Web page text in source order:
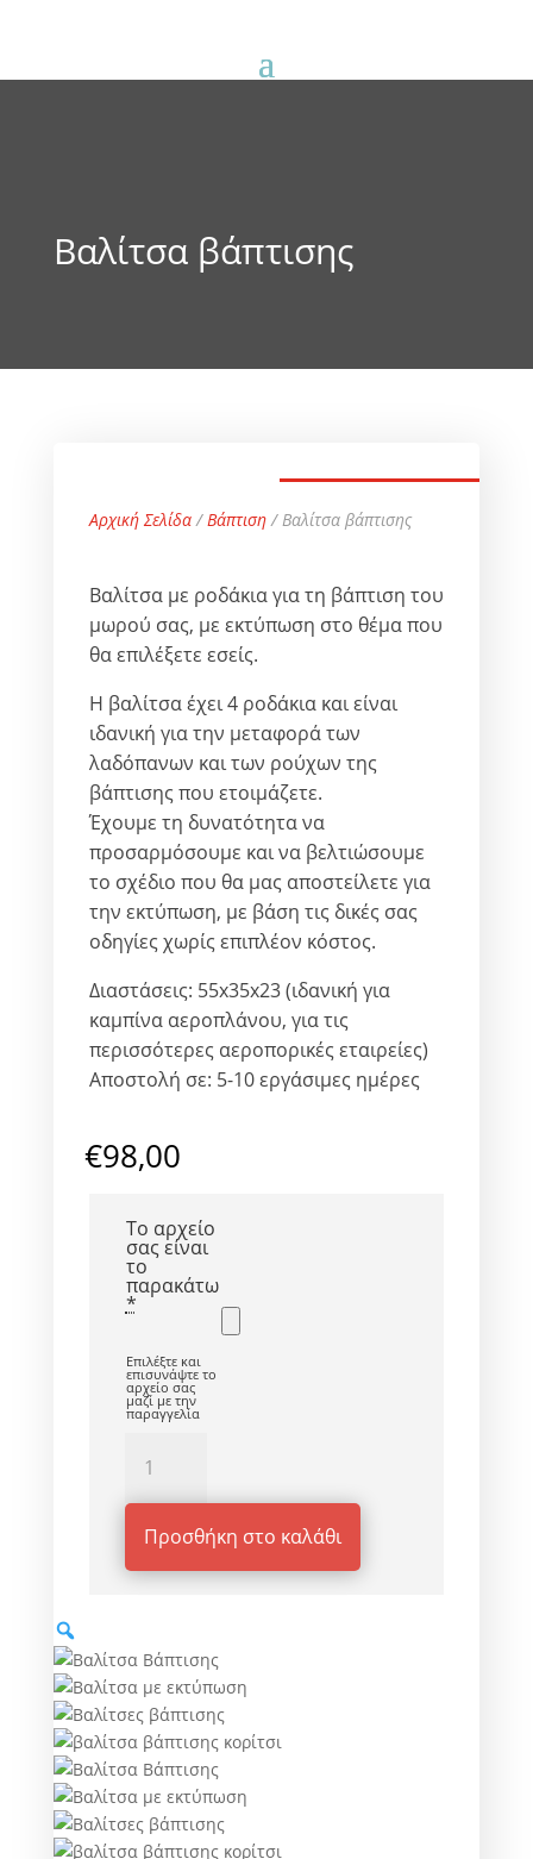
Βαλίτσα βάπτισης
Αρχική Σελίδα/Βάπτιση/ Βαλίτσα βάπτισης
Βαλίτσα με ροδάκια για τη βάπτιση του
μωρού σας, με εκτύπωση στο θέμα που
θα επιλέξετε εσείς.
Η βαλίτσα έχει 4 ροδάκια και είναι
ιδανική για την μεταφορά των
λαδόπανων και των ρούχων της
βάπτισης που ετοιμάζετε.
Έχουμε τη δυνατότητα να
προσαρμόσουμε και να βελτιώσουμε
το σχέδιο που θα μας αποστείλετε για
την εκτύπωση, με βάση τις δικές σας
οδηγίες χωρίς επιπλέον κόστος.
Διαστάσεις: 55x35x23 (ιδανική για
καμπίνα αεροπλάνου, για τις
περισσότερες αεροπορικές εταιρείες)
Αποστολή σε: 5-10 εργάσιμες ημέρες
€98,00
Το αρχείο
σας είναι
το
παρακάτω
*
Επιλέξτε και
επισυνάψτε το
αρχείο σας
μαζί με την
παραγγελία
βάπτισης
ποσότητα
Προσθήκη στο καλάθι